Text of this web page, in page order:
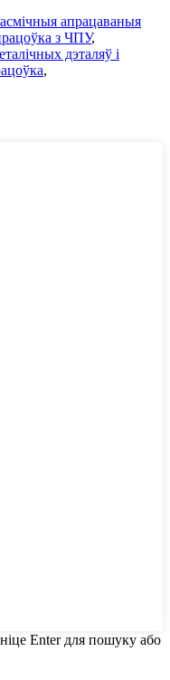
апрацаваныя
з ЧПУ,
дэталяў і
,
Enter для пошуку або